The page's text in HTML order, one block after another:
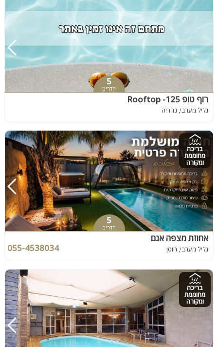
5
חדרים
רוף טופ 125- Rooftop
גליל מערבי, נהריה
בריכה
מחוממת
ומקורה
5
חדרים
אחוזת מצפה אגם
גליל מערבי, חוסן 055-4538034
בריכה
מחוממת
ומקורה